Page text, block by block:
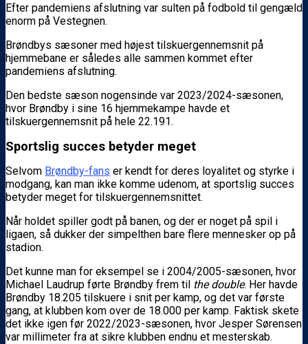
Efter pandemiens afslutning var sulten på fodbold til gengæld
enorm på Vestegnen.
Brøndbys sæsoner med højest tilskuergennemsnit på
hjemmebane er således alle sammen kommet efter
pandemiens afslutning.
Den bedste sæson nogensinde var 2023/2024-sæsonen,
hvor Brøndby i sine 16 hjemmekampe havde et
tilskuergennemsnit på hele 22.191.
Sportslig succes betyder meget
Selvom Brøndby-fans er kendt for deres loyalitet og styrke i
modgang, kan man ikke komme udenom, at sportslig succes
betyder meget for tilskuergennemsnittet.
Når holdet spiller godt på banen, og der er noget på spil i
ligaen, så dukker der simpelthen bare flere mennesker op på
stadion.
Det kunne man for eksempel se i 2004/2005-sæsonen, hvor
Michael Laudrup førte Brøndby frem til the double. Her havde
Brøndby 18.205 tilskuere i snit per kamp, og det var første
gang, at klubben kom over de 18.000 per kamp. Faktisk skete
det ikke igen før 2022/2023-sæsonen, hvor Jesper Sørensen
var millimeter fra at sikre klubben endnu et mesterskab.